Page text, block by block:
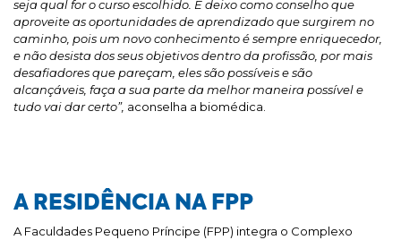
seja qual for o curso escolhido. E deixo como conselho que
aproveite as oportunidades de aprendizado que surgirem no
caminho, pois um novo conhecimento é sempre enriquecedor,
e não desista dos seus objetivos dentro da profissão, por mais
desafiadores que pareçam, eles são possíveis e são
alcançáveis, faça a sua parte da melhor maneira possível e
tudo vai dar certo”, aconselha a biomédica.
A RESIDÊNCIA NA FPP
A Faculdades Pequeno Príncipe (FPP) integra o Complexo